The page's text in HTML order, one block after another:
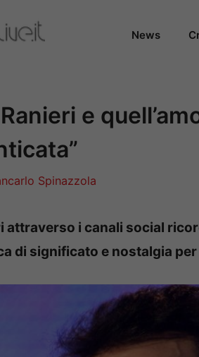
News
e
Spinazzola
attraverso i canali social
di significato e nostalgia per